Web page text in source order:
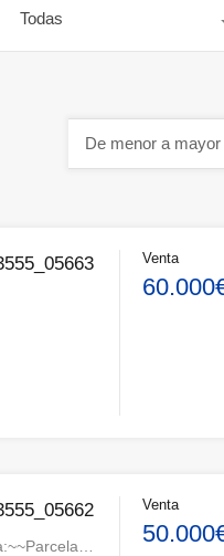
Todas
De menor a mayor
Venta
Venta